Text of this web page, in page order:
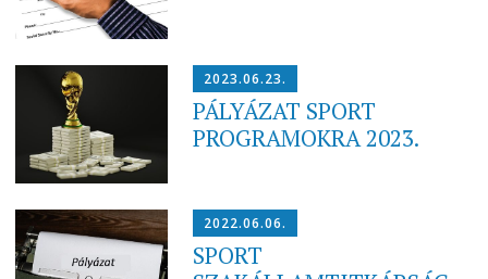
2023.06.23.
PÁLYÁZAT SPORT
PROGRAMOKRA 2023.
2022.06.06.
SPORT